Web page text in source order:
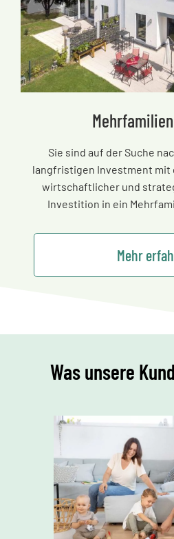
Sie sind auf der Suche
langfristigen Investment mit
wirtschaftlicher und
Investition in ein
Mehr
Was unsere